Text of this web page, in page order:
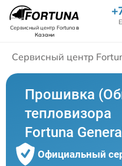
Сервисный центр Fortunaв
Казани
Сервисный центр
Прошивка
тепловизора
Fortuna
Официальный